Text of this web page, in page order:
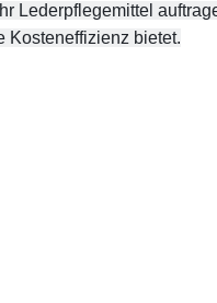
Lederpflegemittel
Kosteneffizienz bietet.